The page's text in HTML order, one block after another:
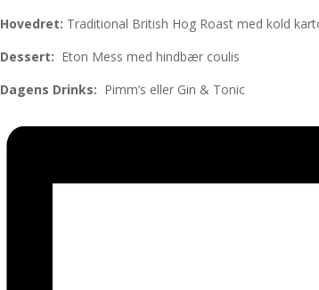
Hovedret: Traditional British Hog Roast med
Dessert: Eton Mess
Dagens Drinks: Pimm’s eller